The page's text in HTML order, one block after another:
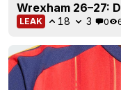
Wrexham 26–27:
LEAK 18 3 0